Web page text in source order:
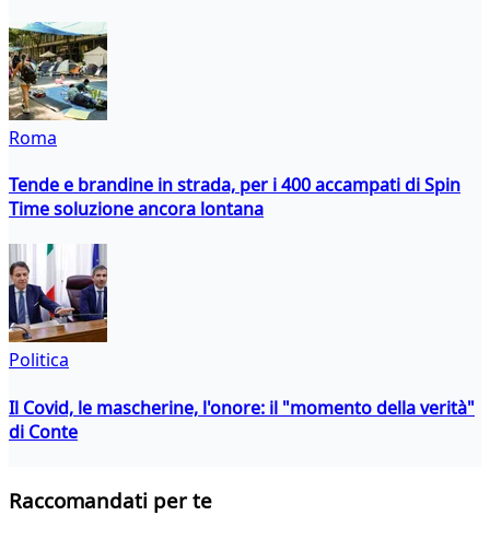
Roma
Tende e brandine in strada, per i 400 accampati di Spin
Time soluzione ancora lontana
Politica
Il Covid, le mascherine, l'onore: il "momento della verità"
di Conte
Raccomandati per te